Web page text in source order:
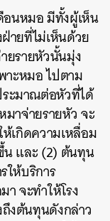
อนหมอ มีทั้งผู้เห็น
ายที่ไม่เห็นด้วย
ยรายหัวนั้นมุ่ง
าะหมอ ไปตาม
ะมาณต่อหัวที่ได้
าจ่ายรายหัว จะ
เกิดความเหลื่อม
น และ (2) ต้นทุน
ให้บริการ
จะทำให้โรง
งต้นทุนดังกล่าว